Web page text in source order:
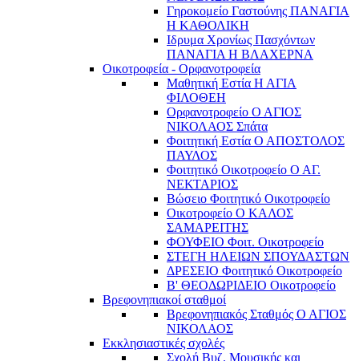
Γηροκομείο Γαστούνης ΠΑΝΑΓΙΑ
Η ΚΑΘΟΛΙΚΗ
Ιδρυμα Χρονίως Πασχόντων
ΠΑΝΑΓΙΑ Η ΒΛΑΧΕΡΝΑ
Οικοτροφεία - Ορφανοτροφεία
Μαθητική Εστία Η ΑΓΙΑ
ΦΙΛΟΘΕΗ
Ορφανοτροφείο Ο ΑΓΙΟΣ
ΝΙΚΟΛΑΟΣ Σπάτα
Φοιτητική Εστία Ο ΑΠΟΣΤΟΛΟΣ
ΠΑΥΛΟΣ
Φοιτητικό Οικοτροφείο Ο ΑΓ.
ΝΕΚΤΑΡΙΟΣ
Βώσειο Φοιτητικό Οικοτροφείο
Οικοτροφείο Ο ΚΑΛΟΣ
ΣΑΜΑΡΕΙΤΗΣ
ΦΟΥΦΕΙΟ Φοιτ. Οικοτροφείο
ΣΤΕΓΗ ΗΛΕΙΩΝ ΣΠΟΥΔΑΣΤΩΝ
ΔΡΕΣΕΙΟ Φοιτητικό Οικοτροφείο
Β' ΘΕΟΔΩΡΙΔΕΙΟ Οικοτροφείο
Βρεφονηπιακοί σταθμοί
Βρεφονηπιακός Σταθμός Ο ΑΓΙΟΣ
ΝΙΚΟΛΑΟΣ
Εκκλησιαστικές σχολές
Σχολή Βυζ. Μουσικής και